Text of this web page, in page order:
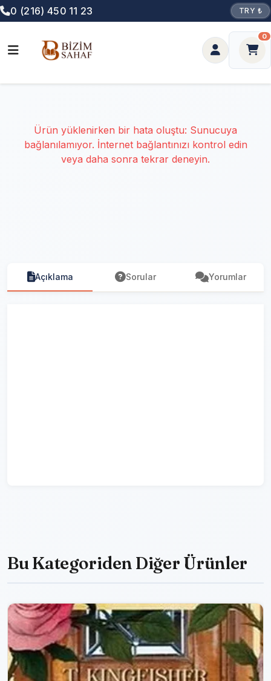
0 (216) 450 11 23 TRY ₺
0
Ürün yüklenirken bir hata oluştu: Sunucuya
bağlanılamıyor. İnternet bağlantınızı kontrol edin
veya daha sonra tekrar deneyin.
Açıklama Sorular Yorumlar
Bu Kategoriden Diğer Ürünler